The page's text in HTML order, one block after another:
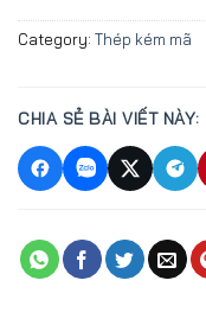
Category: Thép kém mã
CHIA SẺ BÀI VIẾT NÀY: